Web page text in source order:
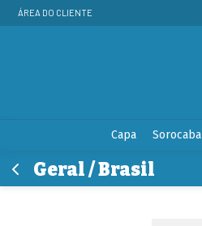
ÁREA DO CLIENTE
Capa Sorocaba
Geral / Brasil